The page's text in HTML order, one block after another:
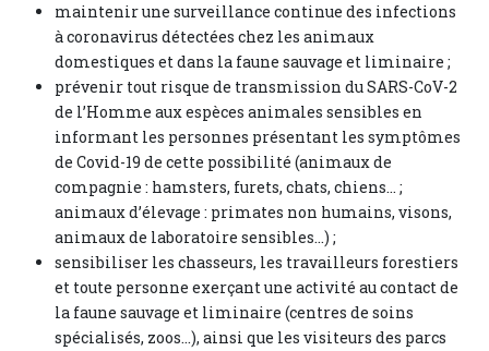
maintenir une surveillance continue des infections
à coronavirus détectées chez les animaux
domestiques et dans la faune sauvage et liminaire ;
prévenir tout risque de transmission du SARS-CoV-2
de l’Homme aux espèces animales sensibles en
informant les personnes présentant les symptômes
de Covid-19 de cette possibilité (animaux de
compagnie : hamsters, furets, chats, chiens… ;
animaux d’élevage : primates non humains, visons,
animaux de laboratoire sensibles…) ;
sensibiliser les chasseurs, les travailleurs forestiers
et toute personne exerçant une activité au contact de
la faune sauvage et liminaire (centres de soins
spécialisés, zoos…), ainsi que les visiteurs des parcs